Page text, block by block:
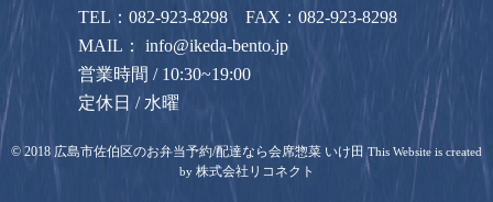
TEL：082-923-8298 FAX：082-923-8298
MAIL：info@ikeda-bento.jp
営業時間 / 10:30~19:00
定休日 / 水曜
© 2018 広島市佐伯区のお弁当予約/配達なら会席惣菜 いけ田 This Website is created
by 株式会社リコネクト